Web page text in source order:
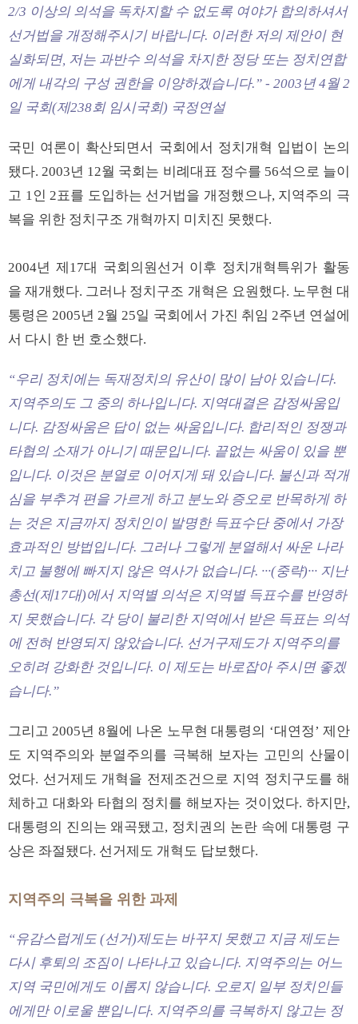
2/3 이상의 의석을 독차지할 수 없도록 여야가 합의하셔서
선거법을 개정해주시기 바랍니다. 이러한 저의 제안이 현
실화되면, 저는 과반수 의석을 차지한 정당 또는 정치연합
에게 내각의 구성 권한을 이양하겠습니다.” - 2003년 4월 2
일 국회(제238회 임시국회) 국정연설
국민 여론이 확산되면서 국회에서 정치개혁 입법이 논의
됐다. 2003년 12월 국회는 비례대표 정수를 56석으로 늘이
고 1인 2표를 도입하는 선거법을 개정했으나, 지역주의 극
복을 위한 정치구조 개혁까지 미치진 못했다.
2004년 제17대 국회의원선거 이후 정치개혁특위가 활동
을 재개했다. 그러나 정치구조 개혁은 요원했다. 노무현 대
통령은 2005년 2월 25일 국회에서 가진 취임 2주년 연설에
서 다시 한 번 호소했다.
“우리 정치에는 독재정치의 유산이 많이 남아 있습니다.
지역주의도 그 중의 하나입니다. 지역대결은 감정싸움입
니다. 감정싸움은 답이 없는 싸움입니다. 합리적인 정쟁과
타협의 소재가 아니기 때문입니다. 끝없는 싸움이 있을 뿐
입니다. 이것은 분열로 이어지게 돼 있습니다. 불신과 적개
심을 부추겨 편을 가르게 하고 분노와 증오로 반목하게 하
는 것은 지금까지 정치인이 발명한 득표수단 중에서 가장
효과적인 방법입니다. 그러나 그렇게 분열해서 싸운 나라
치고 불행에 빠지지 않은 역사가 없습니다. ···(중략)··· 지난
총선(제17대)에서 지역별 의석은 지역별 득표수를 반영하
지 못했습니다. 각 당이 불리한 지역에서 받은 득표는 의석
에 전혀 반영되지 않았습니다. 선거구제도가 지역주의를
오히려 강화한 것입니다. 이 제도는 바로잡아 주시면 좋겠
습니다.”
그리고 2005년 8월에 나온 노무현 대통령의 ‘대연정’ 제안
도 지역주의와 분열주의를 극복해 보자는 고민의 산물이
었다. 선거제도 개혁을 전제조건으로 지역 정치구도를 해
체하고 대화와 타협의 정치를 해보자는 것이었다. 하지만,
대통령의 진의는 왜곡됐고, 정치권의 논란 속에 대통령 구
상은 좌절됐다. 선거제도 개혁도 답보했다.
지역주의 극복을 위한 과제
“유감스럽게도 (선거)제도는 바꾸지 못했고 지금 제도는
다시 후퇴의 조짐이 나타나고 있습니다. 지역주의는 어느
지역 국민에게도 이롭지 않습니다. 오로지 일부 정치인들
에게만 이로울 뿐입니다. 지역주의를 극복하지 않고는 정